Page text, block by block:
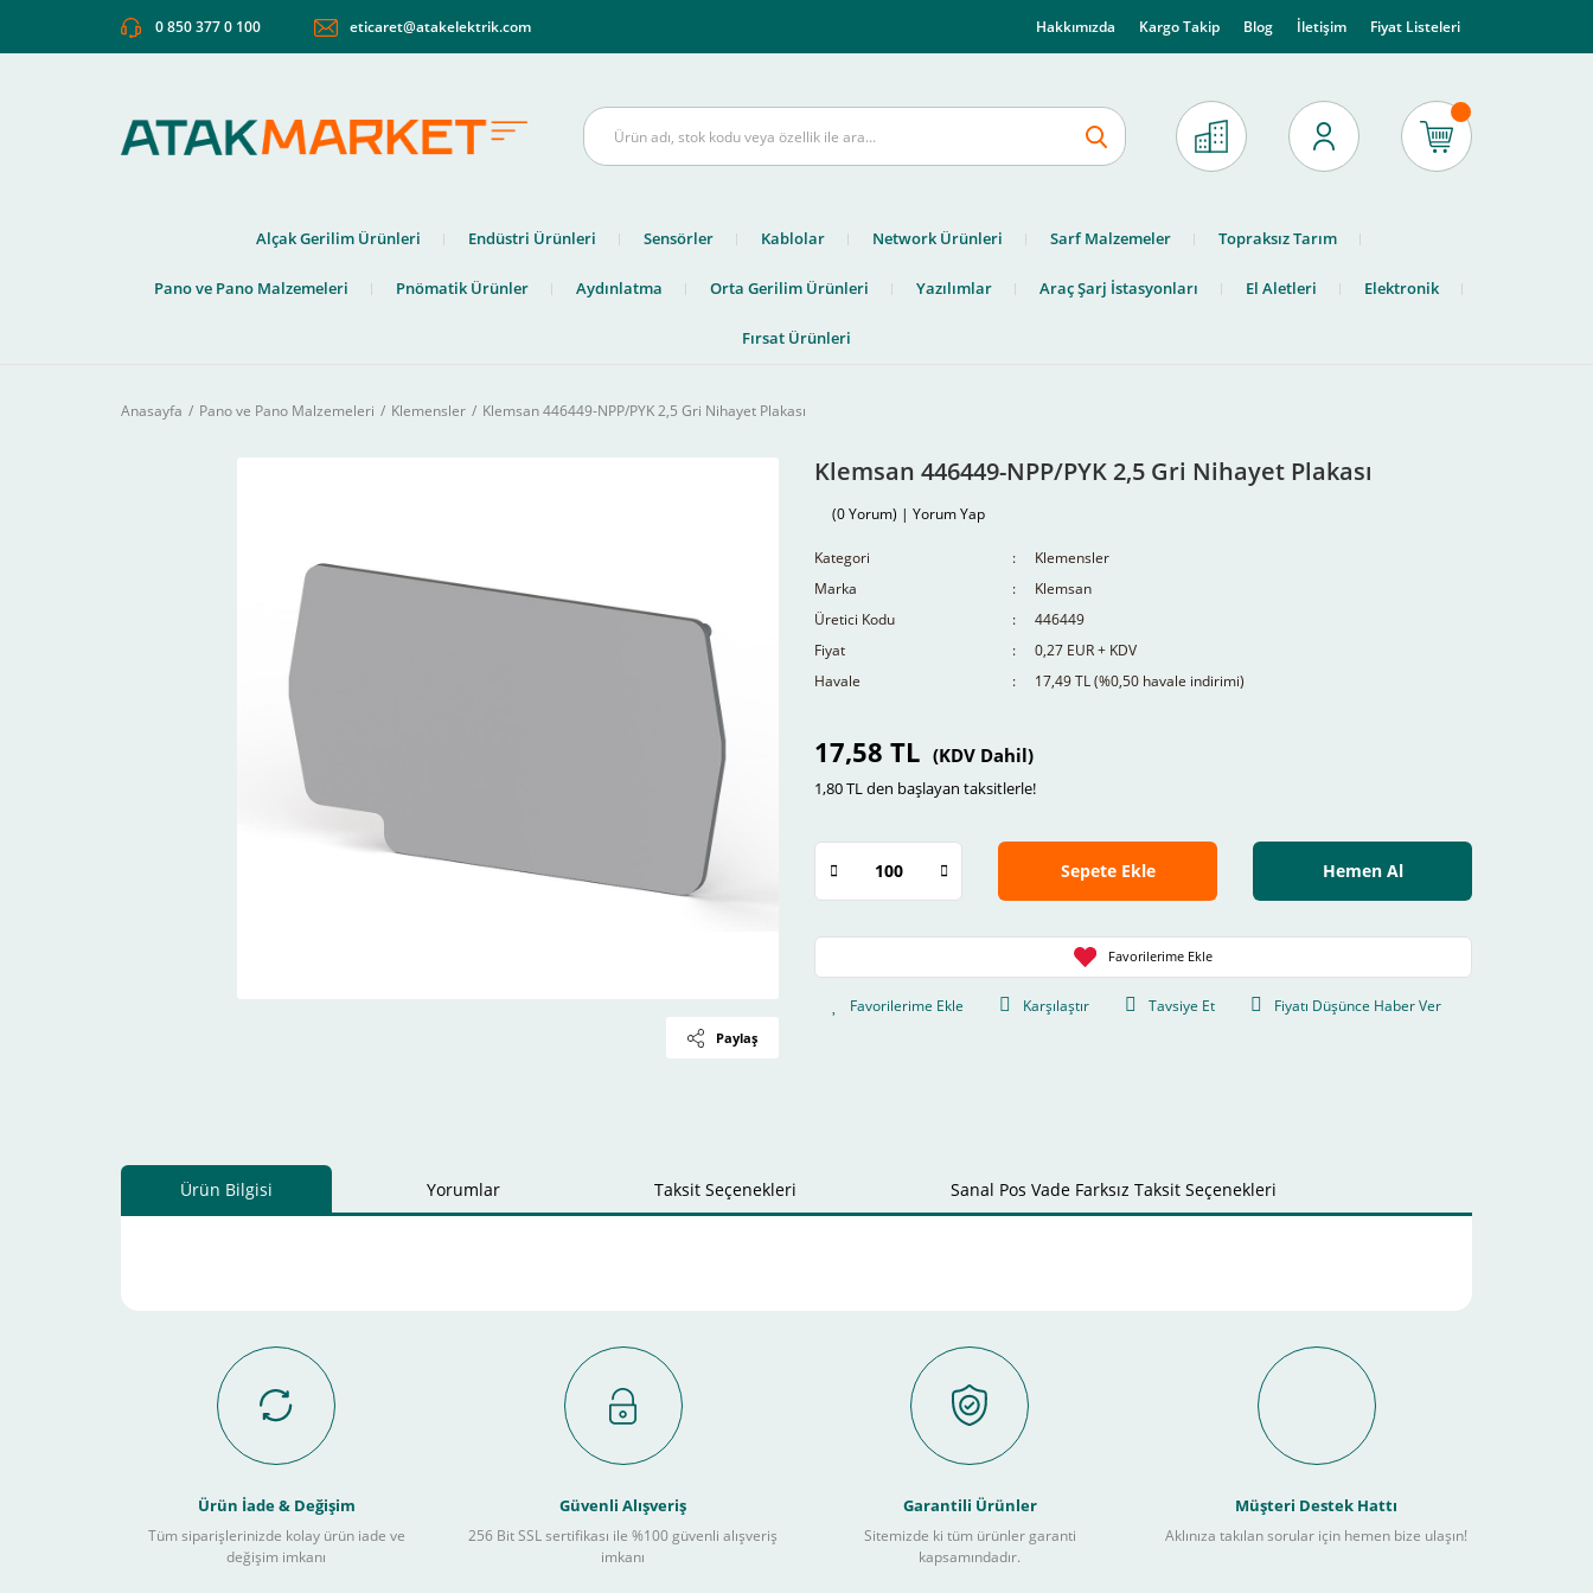
0 850 377 0 100 eticaret@atakelektrik.com Hakkımızda Kargo Takip Blog İletişim Fiyat Listeleri
Alçak Gerilim Ürünleri Endüstri Ürünleri Sensörler Kablolar Network Ürünleri Sarf Malzemeler Topraksız Tarım
Pano ve Pano Malzemeleri Pnömatik Ürünler Aydınlatma Orta Gerilim Ürünleri Yazılımlar Araç Şarj İstasyonları El Aletleri Elektronik
Fırsat Ürünleri
Anasayfa Pano ve Pano Malzemeleri Klemensler Klemsan 446449-NPP/PYK 2,5 Gri Nihayet Plakası
Paylaş
Klemsan 446449-NPP/PYK 2,5 Gri Nihayet Plakası
(0 Yorum) | Yorum Yap
Kategori
Klemensler
Marka
Klemsan
Üretici Kodu
446449
Fiyat
0,27 EUR + KDV
Havale
17,49 TL (%0,50 havale indirimi)
17,58 TL (KDV Dahil)
1,80 TL den başlayan taksitlerle!
Sepete Ekle Hemen Al
Karşılaştır Tavsiye Et Fiyatı Düşünce Haber Ver
Ürün Bilgisi Yorumlar Taksit Seçenekleri Sanal Pos Vade Farksız Taksit Seçenekleri
Ürün İade & Değişim
Tüm siparişlerinizde kolay ürün iade ve
değişim imkanı
Güvenli Alışveriş
256 Bit SSL sertifikası ile %100 güvenli alışveriş
imkanı
Garantili Ürünler
Sitemizde ki tüm ürünler garanti
kapsamındadır.
Müşteri Destek Hattı
Aklınıza takılan sorular için hemen bize ulaşın!